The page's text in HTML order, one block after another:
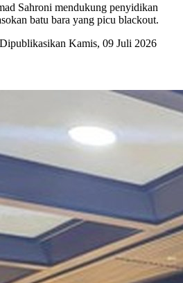
Sahroni mendukung penyidikan
batu bara yang picu blackout.
Dipublikasikan Kamis, 09 Juli 2026